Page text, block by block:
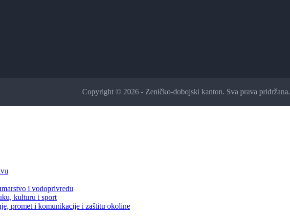
Copyright © 2026 - Zeničko-dobojski kanton. Sva prava pridržana.
i vodoprivredu
kulturu i sport
promet i komunikacije i zaštitu okoline